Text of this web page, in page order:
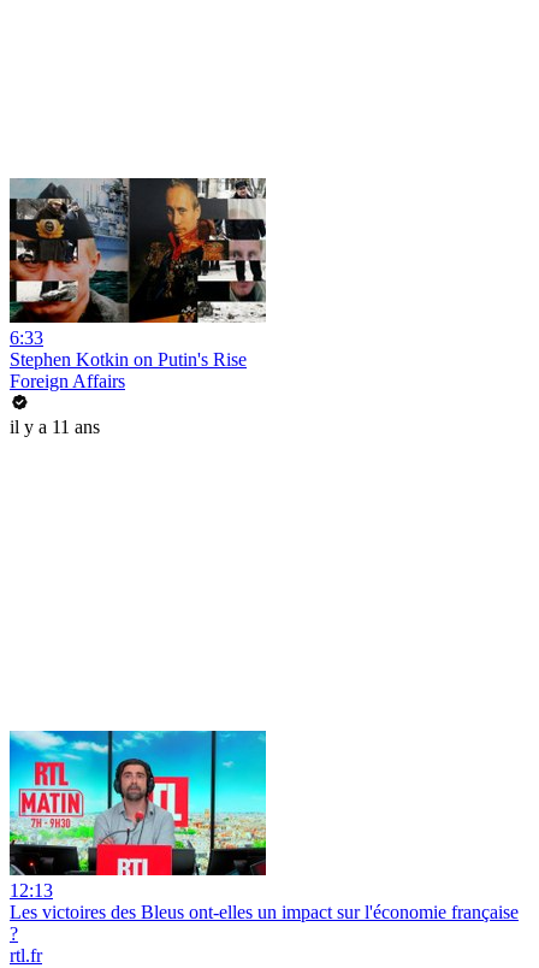
6:33
Stephen Kotkin on Putin's Rise
Foreign Affairs
il y a 11 ans
12:13
Les victoires des Bleus ont-elles un impact sur l'économie française
?
rtl.fr